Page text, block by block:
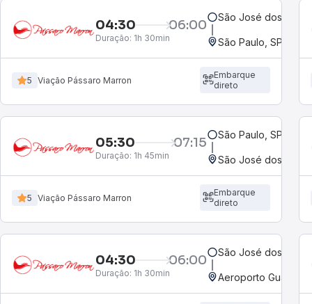
04:30 06:00
Duração: 1h 30min
São José dos
São Paulo, SP -
5 Viação Pássaro Marron
Embarque
direto
05:30 07:15
Duração: 1h 45min
São Paulo, SP -
São José dos
5 Viação Pássaro Marron
Embarque
direto
04:30 06:00
Duração: 1h 30min
São José dos
Aeroporto